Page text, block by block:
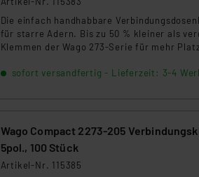
Die einfach handhabbare
für starre Adern. Bis zu 50 % kleiner als
Klemmen der Wago 273-Serie für mehr
Sichtkontrolle der korrekten
sofort versandfertig - Lieferzeit: 3-4
Wago Compact 2273-205
5pol., 100 Stück
Artikel-Nr. 115385